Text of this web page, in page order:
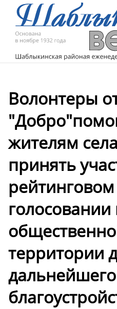
Волонтеры
жителям
принять
рейтинговом
территории
дальнейшего